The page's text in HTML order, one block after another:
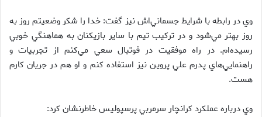
وي در رابطه با شرايط جسماني‌اش نيز گفت: خدا را شكر وضعيتم روز به
روز بهتر مي‌شود و در تركيب تيم با ساير بازيكنان به هماهنگي خوبي
رسيده‌ام. در راه موفقيت در فوتبال سعي مي‌كنم از تجربيات و
راهنمايي‌هاي پدرم علي پروين نيز استفاده كنم و او هم در جريان كارم
هست.
وي درباره عملكرد كرانچار سرمربي پرسپوليس خاطرنشان كرد: